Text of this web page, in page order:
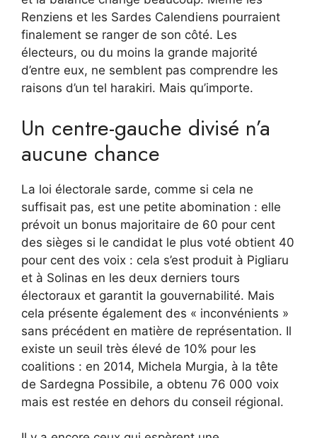
Renziens et les Sardes Calendiens pourraient
finalement se ranger de son côté. Les
électeurs, ou du moins la grande majorité
d’entre eux, ne semblent pas comprendre les
raisons d’un tel harakiri. Mais qu’importe.
Un centre-gauche divisé n’a
aucune chance
La loi électorale sarde, comme si cela ne
suffisait pas, est une petite abomination : elle
prévoit un bonus majoritaire de 60 pour cent
des sièges si le candidat le plus voté obtient 40
pour cent des voix : cela s’est produit à Pigliaru
et à Solinas en les deux derniers tours
électoraux et garantit la gouvernabilité. Mais
cela présente également des « inconvénients »
sans précédent en matière de représentation. Il
existe un seuil très élevé de 10% pour les
coalitions : en 2014, Michela Murgia, à la tête
de Sardegna Possibile, a obtenu 76 000 voix
mais est restée en dehors du conseil régional.